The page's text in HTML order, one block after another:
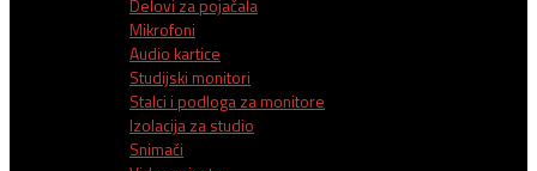
Delovi za pojačala
Mikrofoni
Audio kartice
Studijski monitori
Stalci i podloga za monitore
Izolacija za studio
Snimači